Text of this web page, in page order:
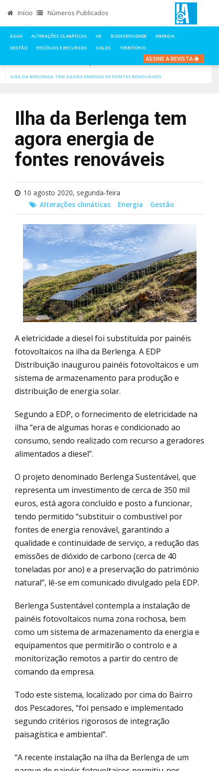
Início Números Publicados
ÁGUA ALTERAÇÕES CLIMÁTICAS AR BIODIVERSIDADE
ENERGIA
GESTÃO
RESÍDUOS E RECURSOS SOLOS TERRITÓRIO
ASSINE A REVISTA
ILHA DA BERLENGA TEM AGORA ENERGIA DE FONTES RENOVÁVEIS
Ilha da Berlenga tem
agora energia de
fontes renováveis
10 agosto 2020, segunda-feira
Alterações climáticas
Energia Gestão
A eletricidade a diesel foi substituída por painéis
fotovoltaicos na ilha da Berlenga. A EDP
Distribuição inaugurou painéis fotovoltaicos e um
sistema de armazenamento para produção e
distribuição de energia solar.
Segundo a EDP, o fornecimento de eletricidade na
ilha “era de algumas horas e condicionado ao
consumo, sendo realizado com recurso a geradores
alimentados a diesel”.
O projeto denominado Berlenga Sustentável, que
representa um investimento de cerca de 350 mil
euros, está agora concluído e posto a funcionar,
tendo permitido “substituir o combustível por
fontes de energia renovável, garantindo a
qualidade e continuidade de serviço, a redução das
emissões de dióxido de carbono (cerca de 40
toneladas por ano) e a preservação do património
natural”, lê-se em comunicado divulgado pela EDP.
Berlenga Sustentável contempla a instalação de
painéis fotovoltaicos numa zona rochosa, bem
como um sistema de armazenamento da energia e
equipamentos que permitirão o controlo e a
monitorização remotos a partir do centro de
comando da empresa.
Todo este sistema, localizado por cima do Bairro
dos Pescadores, “foi pensado e implementado
segundo critérios rigorosos de integração
paisagística e ambiental”.
“A recente instalação na ilha da Berlenga de um